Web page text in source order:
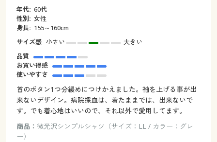
年代: 60代
性別: 女性
身長: 155～160cm
サイズ感 小さい
大きい
品質
お買い得感
使いやすさ
首のボタン1つ分緩めにつけかえました。袖を上げる事が出
来ないデザイン。病院採血は、着たままでは、出来ないで
す。でも着心地はいいので、それ以外で愛用してます。
商品： 微光沢シンプルシャツ（サイズ：LL / カラー：グレ
ー）